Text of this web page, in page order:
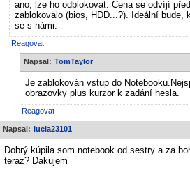
ano, lze ho odblokovat. Cena se odvíjí
zablokovalo (bios, HDD...?). Ideální
se s námi.
Reagovat
Napsal: TomTaylor
Je zablokován vstup do
obrazovky plus kurzor k zadání hesla.
Reagovat
Napsal: lucia23101
Dobrý kúpila som notebook od sestry a za
teraz? Dakujem